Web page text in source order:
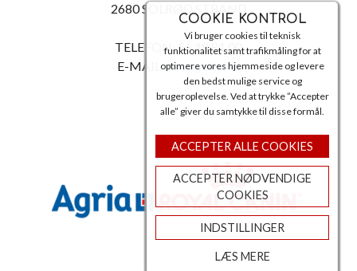
COOKIE KONTROL
Vi bruger cookies til teknisk
funktionalitet samt trafikmåling for at
optimere vores hjemmeside og levere
den bedst mulige service og
brugeroplevelse. Ved at trykke ”Accepter
alle” giver du samtykke til disse formål.
ACCEPTER ALLE COOKIES
ACCEPTER NØDVENDIGE
COOKIES
INDSTILLINGER
LÆS MERE
2680 SOLRØD STRAND
TELEFON: 56 18 81 00
E-MAIL:post@dkk.dk